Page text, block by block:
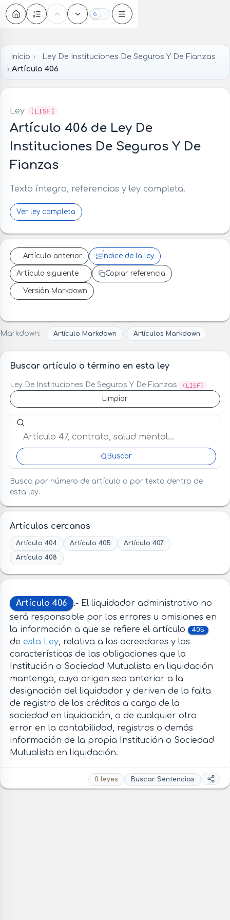
Oscuro
Inicio
Ley De Instituciones De Seguros Y De Fianzas
Artículo 406
Ley [LISF]
Artículo 406 de Ley De
Instituciones De Seguros Y De
Fianzas
Texto íntegro, referencias y ley completa.
Ver ley completa
Artículo anterior Índice de la ley
Artículo siguiente Copiar referencia
Versión Markdown
Markdown: Artículo Markdown Artículos Markdown
Buscar artículo o término en esta ley
Ley De Instituciones De Seguros Y De Fianzas (LISF)
Limpiar
Buscar artículo o término en esta ley
Buscar
Busca por número de artículo o por texto dentro de
esta ley.
Artículos cercanos
Artículo 404 Artículo 405
Artículo 407
Artículo 408
Artículo 406
.- El liquidador administrativo no
será responsable por los errores u omisiones en
la información a que se refiere el artículo
405
de esta Ley, relativa a los acreedores y las
características de las obligaciones que la
Institución o Sociedad Mutualista en liquidación
mantenga, cuyo origen sea anterior a la
designación del liquidador y deriven de la falta
de registro de los créditos a cargo de la
sociedad en liquidación, o de cualquier otro
error en la contabilidad, registros o demás
información de la propia Institución o Sociedad
Mutualista en liquidación.
0 leyes Buscar Sentencias